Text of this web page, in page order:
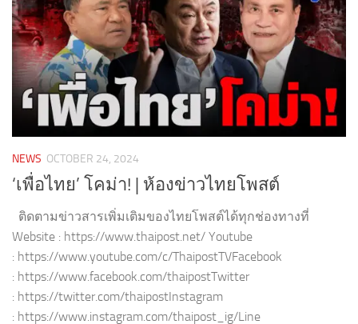
NEWS OCTOBER 24, 2024
‘เพื่อไทย’ โคม่า! | ห้องข่าวไทยโพสต์
ติดตามข่าวสารเพิ่มเติมของไทยโพสต์ได้ทุกช่องทางที่
Website : https://www.thaipost.net/ Youtube
: https://www.youtube.com/c/ThaipostTVFacebook
: https://www.facebook.com/thaipostTwitter
: https://twitter.com/thaipostInstagram
: https://www.instagram.com/thaipost_ig/Line